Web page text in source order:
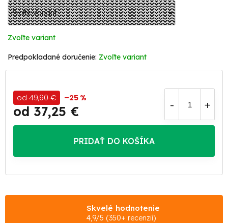
Zvoľte variant
Zvoľte variant
od 49,90 € –25 %
od 37,25 €
Jednotková
PRIDAŤ DO KOŠÍKA
Skvelé hodnotenie
4,9/5 (350+ recenzií)